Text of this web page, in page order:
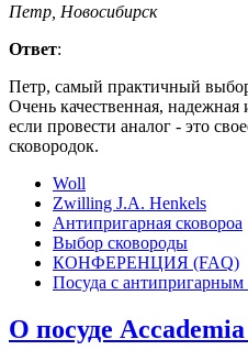
Петр, Новосибирск
Ответ:
Петр, самый практичный
Очень качественная, надежная
если провести аналог - это
сковородок.
Woll
Zwilling J.A. Henkels
Антипригарная сковороа
Выбор сковороды
КОНФЕРЕНЦИЯ (FAQ)
Посуда с
О посуде